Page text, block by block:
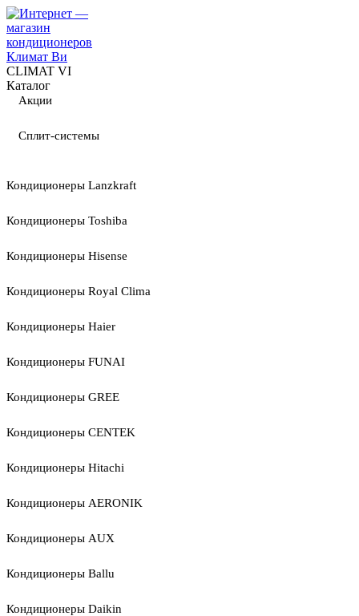
CLIMAT VI
Каталог
Акции
Сплит-системы
Кондиционеры Lanzkraft
Кондиционеры Toshiba
Кондиционеры Hisense
Кондиционеры Royal Clima
Кондиционеры Haier
Кондиционеры FUNAI
Кондиционеры GREE
Кондиционеры CENTEK
Кондиционеры Hitachi
Кондиционеры AERONIK
Кондиционеры AUX
Кондиционеры Ballu
Кондиционеры Daikin